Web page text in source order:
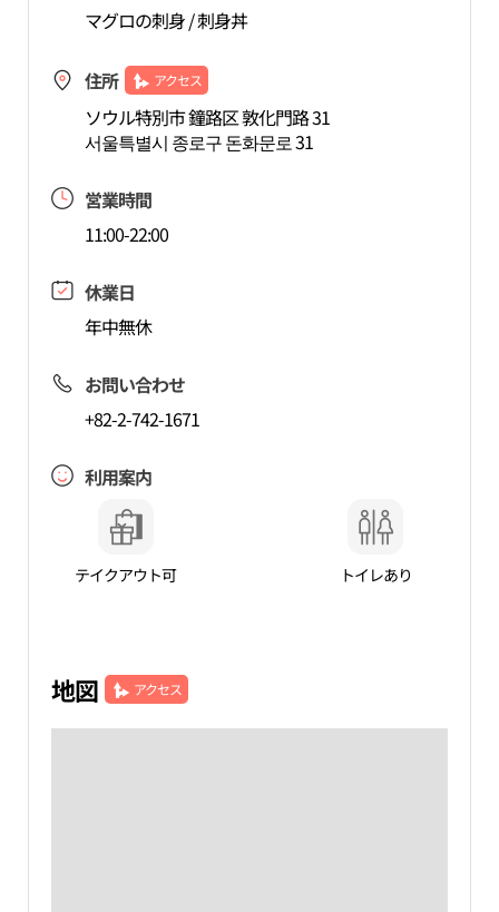
マグロの刺身 / 刺身丼
住所 アクセス
ソウル特別市 鐘路区 敦化門路 31
서울특별시 종로구 돈화문로 31
営業時間
11:00-22:00
休業日
年中無休
お問い合わせ
+82-2-742-1671
利用案内
テイクアウト可 トイレあり
地図 アクセス